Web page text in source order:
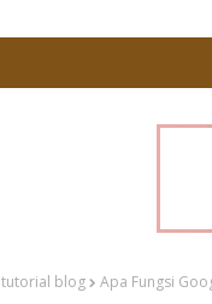
tutorial blog Apa Fungsi